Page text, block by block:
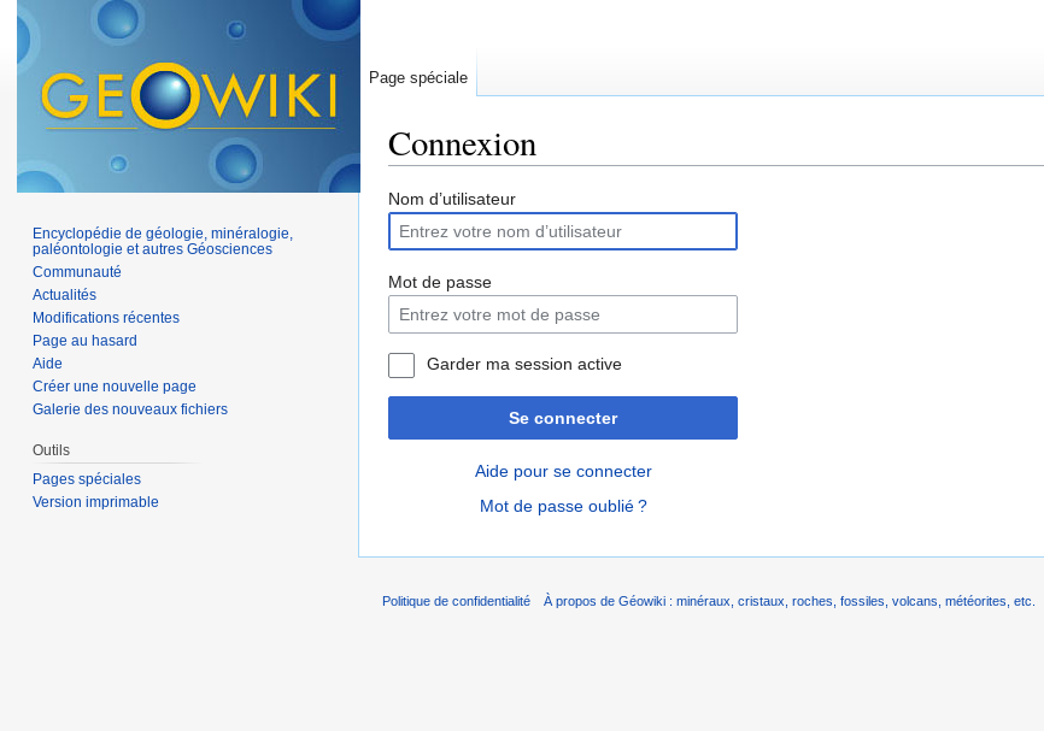
Connexion
Nom d’utilisateur
Mot de passe
Garder ma session active
Se connecter
Aide pour se connecter
Mot de passe oublié ?
Page spéciale
Encyclopédie de géologie, minéralogie,
paléontologie et autres Géosciences
Communauté
Actualités
Modifications récentes
Page au hasard
Aide
Créer une nouvelle page
Galerie des nouveaux fichiers
Outils
Pages spéciales
Version imprimable
Politique de confidentialité À propos de Géowiki : minéraux, cristaux, roches, fossiles, volcans, météorites, etc.